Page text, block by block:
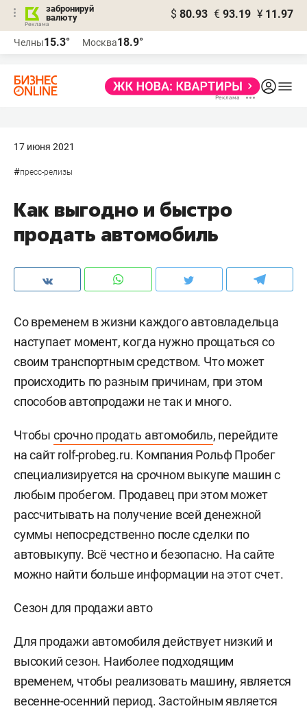
забронируй
валюту
$ 80.93 € 93.19 ¥ 11.97
Челны15.3° Москва18.9°
17 июня 2021
#пресс-релизы
Как выгодно и быстро
продать автомобиль
Со временем в жизни каждого автовладельца
наступает момент, когда нужно прощаться со
своим транспортным средством. Что может
происходить по разным причинам, при этом
способов автопродажи не так и много.
Чтобы срочно продать автомобиль, перейдите
на сайт rolf-probeg.ru. Компания Рольф Пробег
специализируется на срочном выкупе машин с
любым пробегом. Продавец при этом может
рассчитывать на получение всей денежной
суммы непосредственно после сделки по
автовыкупу. Всё честно и безопасно. На сайте
можно найти больше информации на этот счет.
Сезон для продажи авто
Для продажи автомобиля действует низкий и
высокий сезон. Наиболее подходящим
временем, чтобы реализовать машину, является
весенне-осенний период. Застойным является